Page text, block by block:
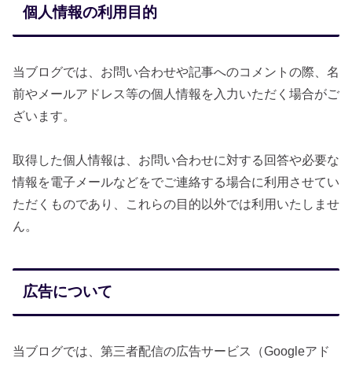
個人情報の利用目的
当ブログでは、お問い合わせや記事へのコメントの際、名
前やメールアドレス等の個人情報を入力いただく場合がご
ざいます。
取得した個人情報は、お問い合わせに対する回答や必要な
情報を電子メールなどをでご連絡する場合に利用させてい
ただくものであり、これらの目的以外では利用いたしませ
ん。
広告について
当ブログでは、第三者配信の広告サービス（Googleアド